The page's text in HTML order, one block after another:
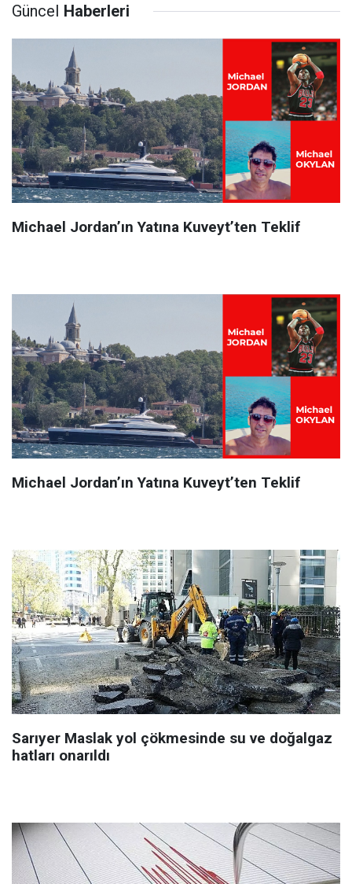
Güncel Haberleri
Michael Jordan’ın Yatına Kuveyt’ten Teklif
Michael Jordan’ın Yatına Kuveyt’ten Teklif
Sarıyer Maslak yol çökmesinde su ve doğalgaz
hatları onarıldı